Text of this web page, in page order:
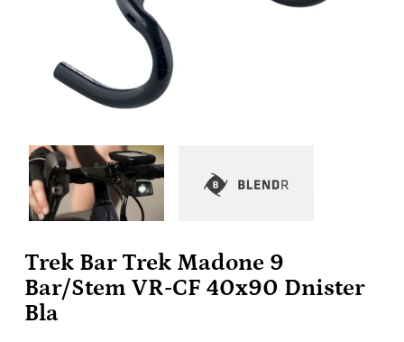
Trek Bar Trek Madone 9
Bar/Stem VR-CF 40x90 Dnister
Bla